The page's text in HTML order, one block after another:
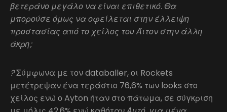
βετεράνο μεγάλο να είναι επιθετικό. Θα
μπορούσε όμως να οφείλεται στην έλλειψη
προστασίας από το χείλος του Άιτον στην άλλη
άκρη;
?Σύμφωνα με τον databaller, οι Rockets
μετέτρεψαν ένα τεράστιο 76,6% των looks στο
χείλος ενώ ο Ayton ήταν στο πάτωμα, σε σύγκριση